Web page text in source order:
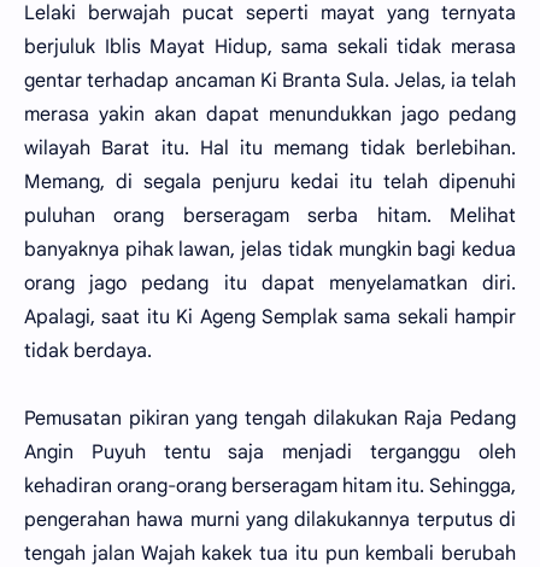
Lelaki berwajah pucat seperti mayat yang ternyata
berjuluk Iblis Mayat Hidup, sama sekali tidak merasa
gentar terhadap ancaman Ki Branta Sula. Jelas, ia telah
merasa yakin akan dapat menundukkan jago pedang
wilayah Barat itu. Hal itu memang tidak berlebihan.
Memang, di segala penjuru kedai itu telah dipenuhi
puluhan orang berseragam serba hitam. Melihat
banyaknya pihak lawan, jelas tidak mungkin bagi kedua
orang jago pedang itu dapat menyelamatkan diri.
Apalagi, saat itu Ki Ageng Semplak sama sekali hampir
tidak berdaya.
Pemusatan pikiran yang tengah dilakukan Raja Pedang
Angin Puyuh tentu saja menjadi terganggu oleh
kehadiran orang-orang berseragam hitam itu. Sehingga,
pengerahan hawa murni yang dilakukannya terputus di
tengah jalan Wajah kakek tua itu pun kembali berubah